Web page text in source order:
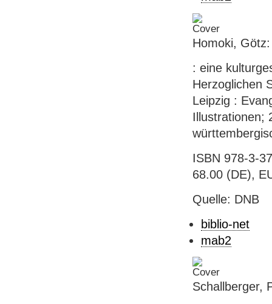
Homoki,
: eine
Herzoglichen
Leipzig :
Illustrationen;
ISBN 978-3-
68.00 (DE),
Quelle: DNB
biblio-net
mab2
Schallberger,